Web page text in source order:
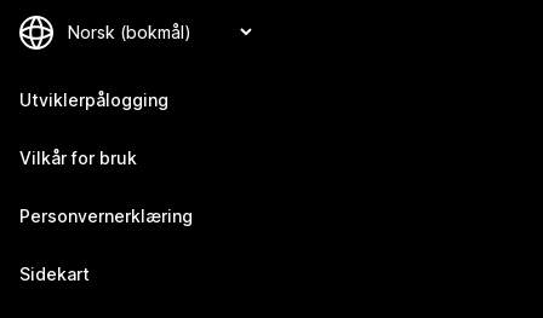
Utviklerpålogging
Vilkår for bruk
Personvernerklæring
Sidekart